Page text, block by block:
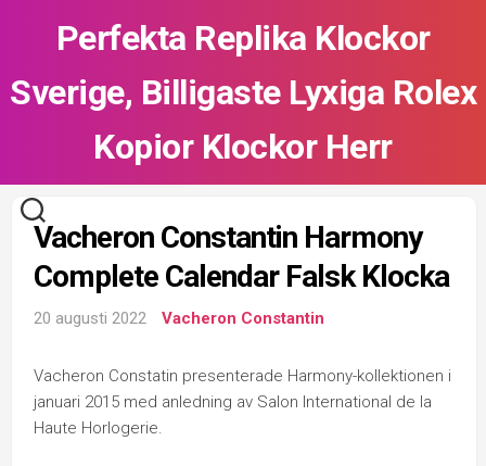
Perfekta Replika Klockor
Sverige, Billigaste Lyxiga Rolex
Kopior Klockor Herr
Vacheron Constantin Harmony
Complete Calendar Falsk Klocka
20 augusti 2022 Vacheron Constantin
Vacheron Constatin presenterade Harmony-kollektionen i
januari 2015 med anledning av Salon International de la
Haute Horlogerie.